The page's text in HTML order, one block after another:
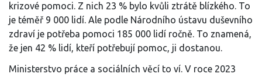
krizové pomoci. Z nich 23 % bylo kvůli ztrátě blízkého. To
je téměř 9 000 lidí. Ale podle Národního ústavu duševního
zdraví je potřeba pomoci 185 000 lidí ročně. To znamená,
že jen 42 % lidí, kteří potřebují pomoc, ji dostanou.
Ministerstvo práce a sociálních věcí to ví. V roce 2023